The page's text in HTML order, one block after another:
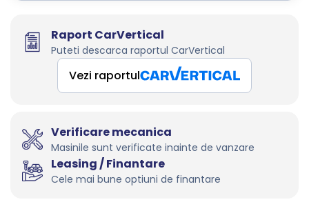
Raport CarVertical
Puteti descarca raportul CarVertical
Vezi raportul
Verificare mecanica
Masinile sunt verificate inainte de vanzare
Leasing / Finantare
Cele mai bune optiuni de finantare